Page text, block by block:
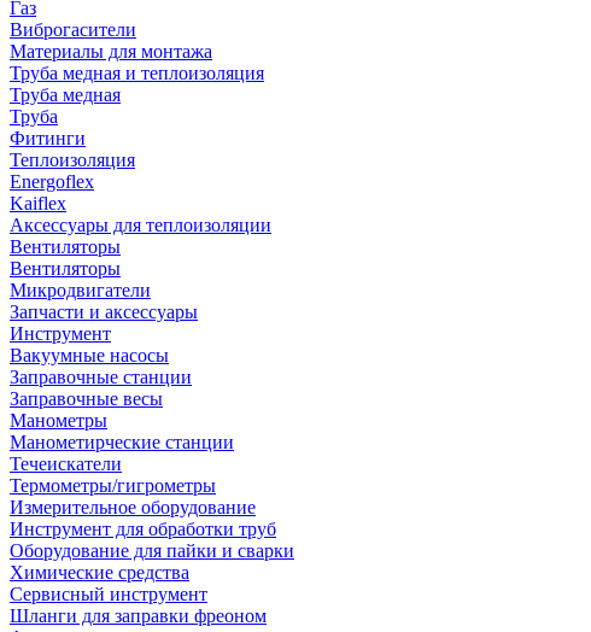
Газ
Виброгасители
Материалы для монтажа
Труба медная и теплоизоляция
Труба медная
Труба
Фитинги
Теплоизоляция
Energoflex
Kaiflex
Аксессуары для теплоизоляции
Вентиляторы
Вентиляторы
Микродвигатели
Запчасти и аксессуары
Инструмент
Вакуумные насосы
Заправочные станции
Заправочные весы
Манометры
Манометирческие станции
Течеискатели
Термометры/гигрометры
Измерительное оборудование
Инструмент для обработки труб
Оборудование для пайки и сварки
Химические средства
Сервисный инструмент
Шланги для заправки фреоном